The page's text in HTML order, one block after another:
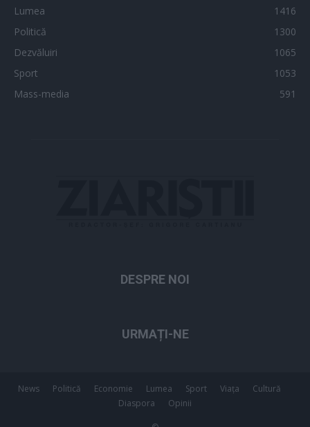
Lumea
1416
Politică
1300
Dezvăluiri
1065
Sport
1053
Mass-media
591
DESPRE NOI
URMAȚI-NE
News Politică Economie Lumea Sport Viața
Cultură
Diaspora
Opinii